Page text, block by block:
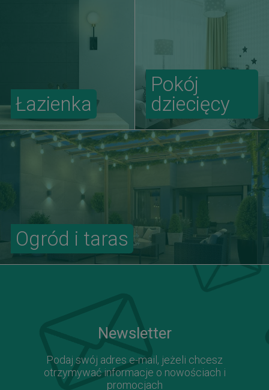
Ogród i taras
Łazienka
Pokój
dziecięcy
Newsletter
Podaj swój adres e-mail, jeżeli chcesz
otrzymywać informacje o nowościach i
promocjach